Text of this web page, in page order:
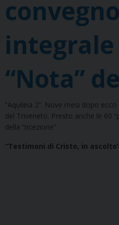
“Nota”
“Aquileia 2”. Nove mesi dopo
del Triveneto. Presto anche le 60
della “ricezione”
“Testimoni di Cristo, in